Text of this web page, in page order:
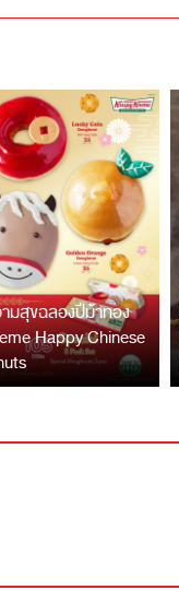
มสุขฉลองปีม้าทอง
Happy Chinese